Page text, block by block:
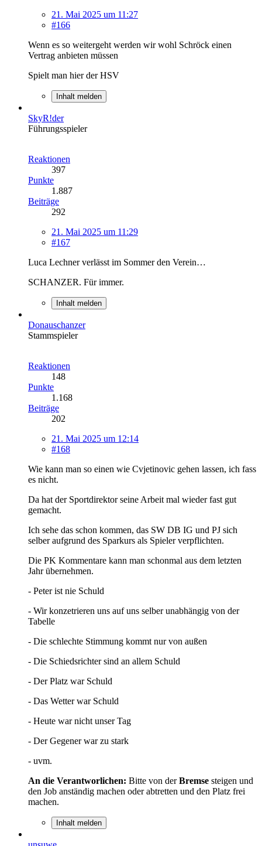
21. Mai 2025 um 11:27
#166
Wenn es so weitergeht werden wir wohl Schröck einen
Vertrag anbieten müssen
Spielt man hier der HSV
Inhalt melden
SkyR!der
Führungsspieler
Reaktionen
397
Punkte
1.887
Beiträge
292
21. Mai 2025 um 11:29
#167
Luca Lechner verlässt im Sommer den Verein…
SCHANZER. Für immer.
Inhalt melden
Donauschanzer
Stammspieler
Reaktionen
148
Punkte
1.168
Beiträge
202
21. Mai 2025 um 12:14
#168
Wie kann man so einen wie Cvjetinovic gehen lassen, ich fass
es nicht.
Da hat der Sportdirektor seine Arbeit mal wieder fast gut
gemacht.
Ich sehe das schon kommen, das SW DB IG und PJ sich
selber aufgrund des Sparkurs als Spieler verpflichten.
Die PK Kommentare kann man schonmal aus dem letzten
Jahr übernehmen.
- Peter ist nie Schuld
- Wir konzetrieren uns auf uns selber unabhängig von der
Tabelle
- Die schlechte Stimmung kommt nur von außen
- Die Schiedsrichter sind an allem Schuld
- Der Platz war Schuld
- Das Wetter war Schuld
- Heute war nicht unser Tag
- Der Gegener war zu stark
- uvm.
An die Verantworlichen: Bitte von derBremse steigen und
den Job anständig machen oder abtretten und den Platz frei
machen.
Inhalt melden